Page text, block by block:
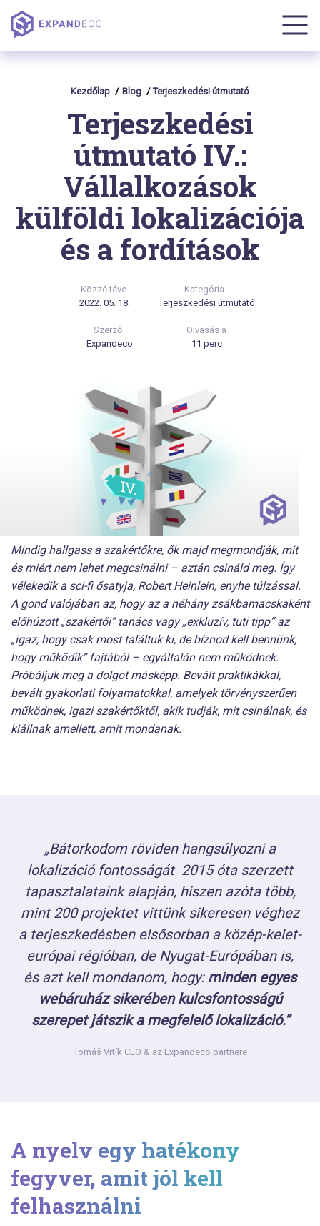
Kezdőlap Blog Terjeszkedési útmutató
Terjeszkedési
útmutató IV.:
Vállalkozások
külföldi lokalizációja
és a fordítások
Közzé téve
2022. 05. 18.
Kategória
Terjeszkedési útmutató
Szerző
Expandeco
Olvasás a
11 perc
Mindig hallgass a szakértőkre, ők majd megmondják, mit
és miért nem lehet megcsinálni – aztán csináld meg. Így
vélekedik a sci-fi ősatyja, Robert Heinlein, enyhe túlzással.
A gond valójában az, hogy az a néhány zsákbamacskaként
előhúzott „szakértői” tanács vagy „exkluzív, tuti tipp” az
„igaz, hogy csak most találtuk ki, de bíznod kell bennünk,
hogy működik” fajtából – egyáltalán nem működnek.
Próbáljuk meg a dolgot másképp. Bevált praktikákkal,
bevált gyakorlati folyamatokkal, amelyek törvényszerűen
működnek, igazi szakértőktől, akik tudják, mit csinálnak, és
kiállnak amellett, amit mondanak.
„Bátorkodom röviden hangsúlyozni a
lokalizáció fontosságát 2015 óta szerzett
tapasztalataink alapján, hiszen azóta több,
mint 200 projektet vittünk sikeresen véghez
a terjeszkedésbenelsősorban a közép-kelet-
európai régióban, de Nyugat-Európában is,
és azt kell mondanom, hogy: minden egyes
webáruház sikerében kulcsfontosságú
szerepet játszik a megfelelő lokalizáció.”
Tomáš Vrtík CEO & az Expandeco partnere
A nyelv egy hatékony
fegyver, amit jól kell
felhasználni